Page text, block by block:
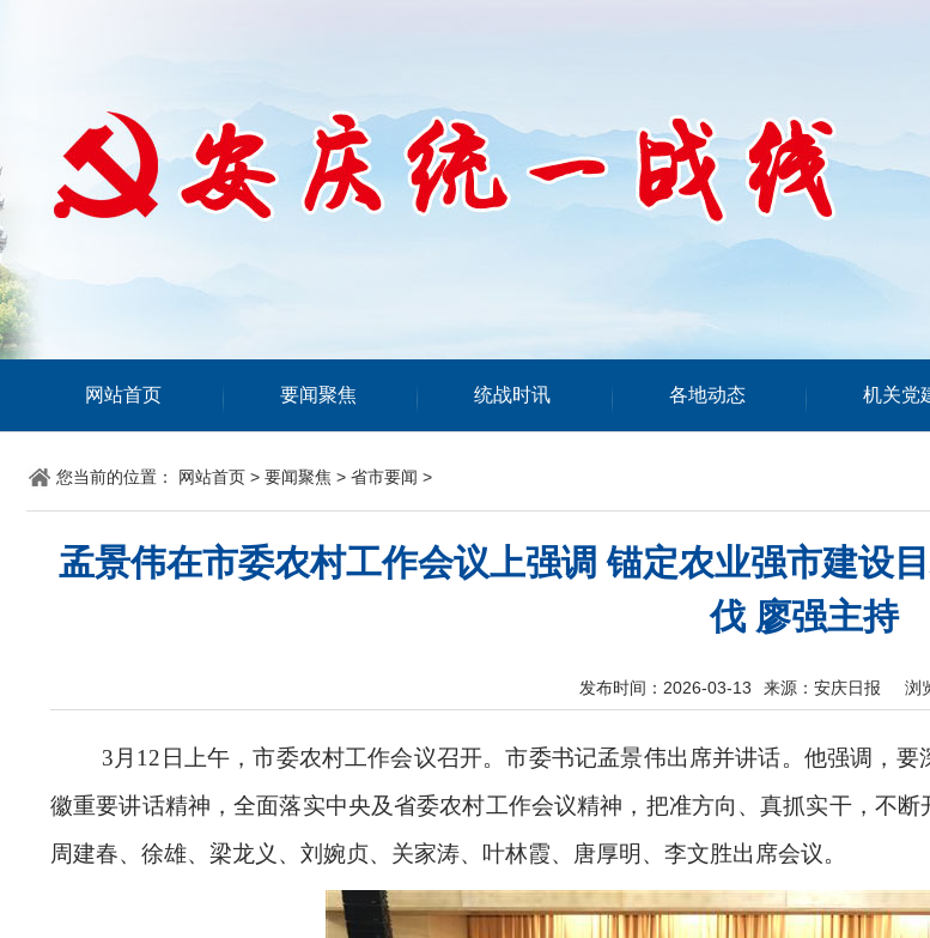
网站首页 要闻聚焦 统战时讯 各地动态 机关党
您当前的位置： 网站首页 > 要闻聚焦 > 省市要闻 >
孟景伟在市委农村工作会议上强调 锚定农业强市建设
伐 廖强主持
发布时间：2026-03-13 来源：安庆日报 浏
3月12日上午，市委农村工作会议召开。市委书记孟景伟出席并讲话。他强调，
徽重要讲话精神，全面落实中央及省委农村工作会议精神，把准方向、真抓实干，不
周建春、徐雄、梁龙义、刘婉贞、关家涛、叶林霞、唐厚明、李文胜出席会议。